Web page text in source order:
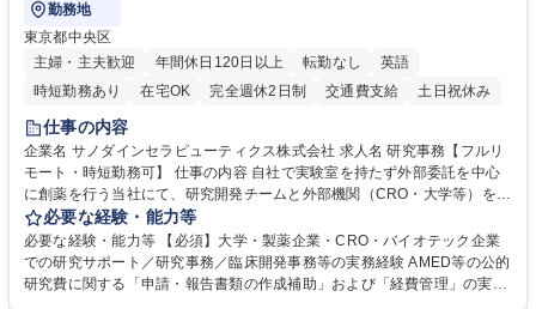
勤務地
東京都中央区
主婦・主夫歓迎
年間休日120日以上 転勤なし
英語
時短勤務あり
在宅OK 完全週休2日制 交通費支給 土日祝休み
仕事の内容
企業名 サノダインセラピューティクス株式会社 求人名 研究事務【フルリ
モート・時短勤務可】 仕事の内容 自社で実験室を持たず外部委託を中心
に創薬を行う当社にて、研究開発チームと外部機関（CRO・大学等）をつ
なぐハブとして、契約・発注・予算管理などの研究事務全般をお任せしま
す。 ■見積取得、発注、検収、請求処理等の事務手続き ■委託先との定例
会議の調整・アジェンダ準備・議事録作成 ■研究報告書、試験関連資料、
SOP等の整備・版管理・保管 ■研究開発の進捗・タイムライン・予算執行
必要な経験・能力等
必要な経験・能力等 【必須】大学・製薬企業・CRO・バイオテック企業
での研究サポート／研究事務／臨床開発事務等の実務経験 AMED等の公的
研究費に関する「申請・報告書類の作成補助」および「経費管理」の実務